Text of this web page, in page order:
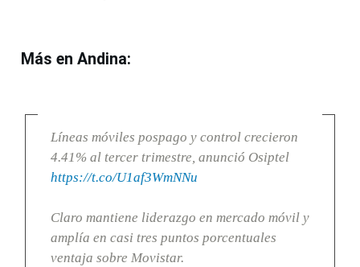
Más en Andina:
Líneas móviles pospago y control crecieron
4.41% al tercer trimestre, anunció Osiptel
https://t.co/U1af3WmNNu
Claro mantiene liderazgo en mercado móvil y
amplía en casi tres puntos porcentuales
ventaja sobre Movistar.